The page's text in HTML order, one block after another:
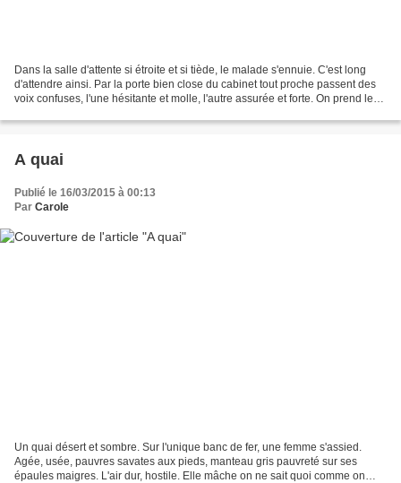
Dans la salle d'attente si étroite et si tiède, le malade s'ennuie. C'est long
d'attendre ainsi. Par la porte bien close du cabinet tout proche passent des
voix confuses, l'une hésitante et molle, l'autre assurée et forte. On prend les
A quai
Publié le 16/03/2015 à 00:13
Par Carole
Un quai désert et sombre. Sur l'unique banc de fer, une femme s'assied.
Agée, usée, pauvres savates aux pieds, manteau gris pauvreté sur ses
épaules maigres. L'air dur, hostile. Elle mâche on ne sait quoi comme on